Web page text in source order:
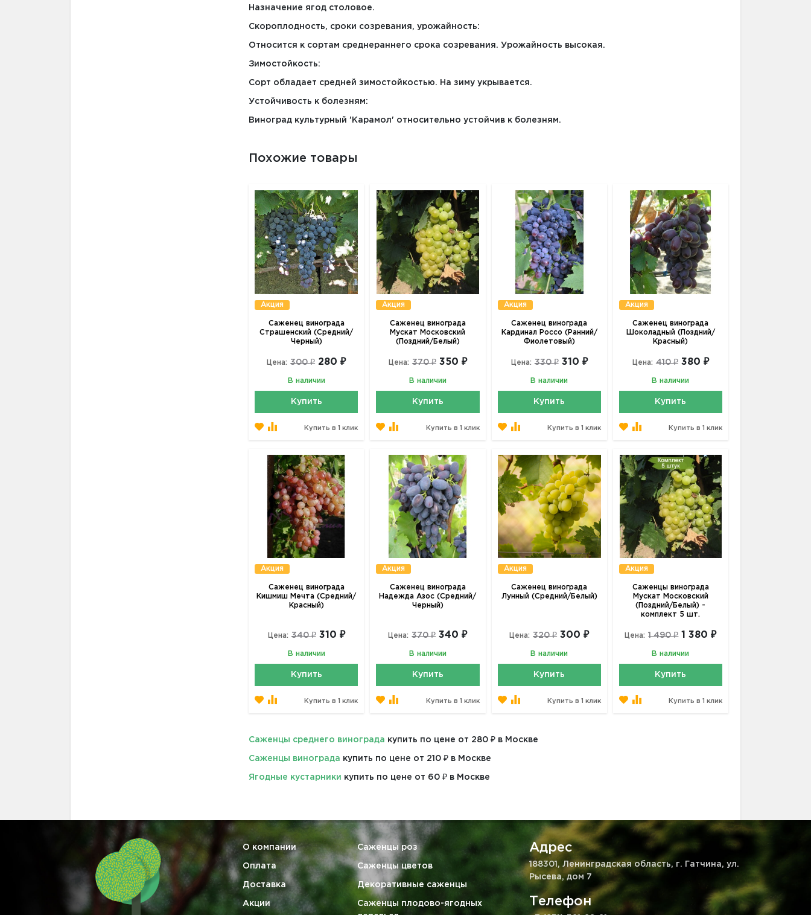
Назначение ягод столовое.
Скороплодность, сроки созревания, урожайность:
Относится к сортам среднераннего срока созревания. Урожайность высокая.
Зимостойкость:
Сорт обладает средней зимостойкостью. На зиму укрывается.
Устойчивость к болезням:
Виноград культурный 'Карамол' относительно устойчив к болезням.
Похожие товары
Акция
Саженец винограда
Страшенский (Средний/
Черный)
Цена: 300 ₽ 280 ₽
В наличии
Купить
Купить в 1 клик
Акция
Саженец винограда
Мускат Московский
(Поздний/Белый)
Цена: 370 ₽ 350 ₽
В наличии
Купить
Купить в 1 клик
Акция
Саженец винограда
Кардинал Россо (Ранний/
Фиолетовый)
Цена: 330 ₽ 310 ₽
В наличии
Купить
Купить в 1 клик
Акция
Саженец винограда
Шоколадный (Поздний/
Красный)
Цена: 410 ₽ 380 ₽
В наличии
Купить
Купить в 1 клик
Акция
Саженец винограда
Кишмиш Мечта (Средний/
Красный)
Цена: 340 ₽ 310 ₽
В наличии
Купить
Купить в 1 клик
Акция
Саженец винограда
Надежда Азос (Средний/
Черный)
Цена: 370 ₽ 340 ₽
В наличии
Купить
Купить в 1 клик
Акция
Саженец винограда
Лунный (Средний/Белый)
Цена: 320 ₽ 300 ₽
В наличии
Купить
Купить в 1 клик
Акция
Саженцы винограда
Мускат Московский
(Поздний/Белый) -
комплект 5 шт.
Цена: 1 490 ₽ 1 380 ₽
В наличии
Купить
Купить в 1 клик
Саженцы среднего винограда купить по цене от 280 ₽ в Москве
Саженцы винограда купить по цене от 210 ₽ в Москве
Ягодные кустарники купить по цене от 60 ₽ в Москве
О компании
Оплата
Доставка
Акции
Саженцы роз
Саженцы цветов
Декоративные саженцы
Саженцы плодово-ягодных
Адрес
188301, Ленинградская область, г. Гатчина, ул.
Рысева, дом 7
Телефон